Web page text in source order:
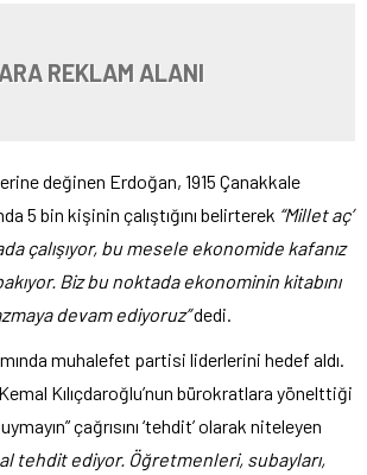
ARA REKLAM ALANI
değinen Erdoğan, 1915 Çanakkale
5 bin kişinin çalıştığını belirterek “Millet aç’
çalışıyor, bu mesele ekonomide kafanız
Biz bu noktada ekonominin kitabını
devam ediyoruz”dedi.
muhalefet partisi liderlerini hedef aldı.
Kılıçdaroğlu’nun bürokratlara yönelttiği
çağrısını ‘tehdit’ olarak niteleyen
tehdit ediyor. Öğretmenleri, subayları,